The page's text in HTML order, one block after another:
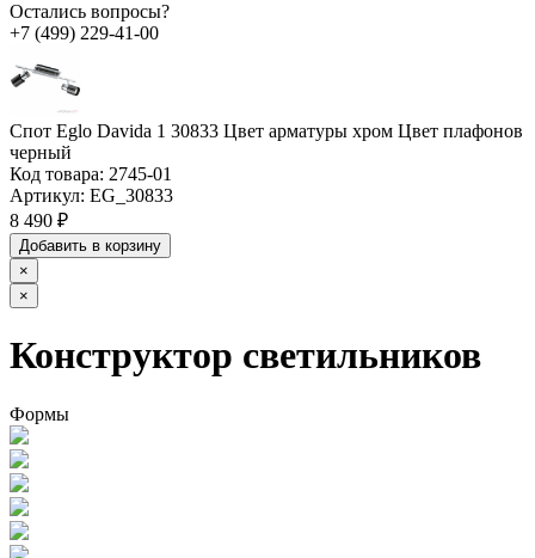
Остались вопросы?
+7 (499) 229-41-00
Спот Eglo Davida 1 30833 Цвет арматуры хром Цвет плафонов
черный
Код товара: 2745-01
Артикул: EG_30833
8 490 ₽
Добавить в корзину
×
×
Конструктор светильников
Формы